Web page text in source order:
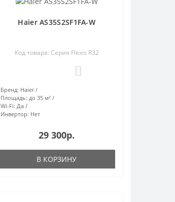
Haier AS35S2SF1FA-W
Код товара: Серия Flexis R32
Бренд: Haier
Площадь: до 35 м²
Wi-Fi: Да
Инвертор: Нет
29 300р.
В КОРЗИНУ